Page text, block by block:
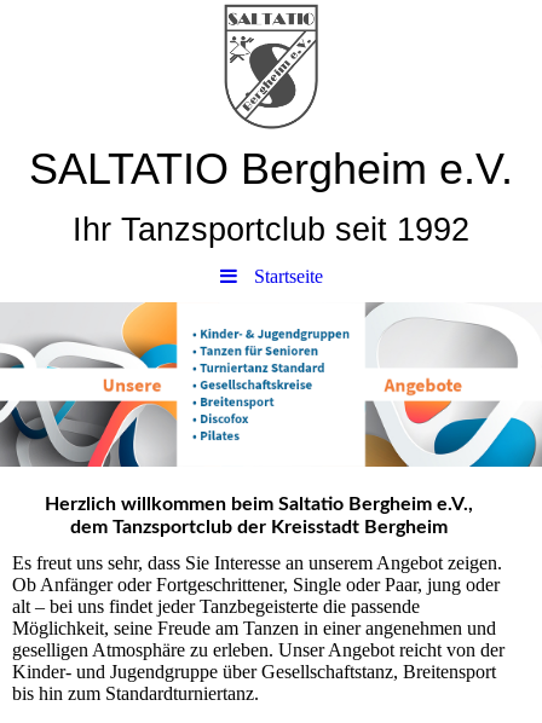
SALTATIO Bergheim e.V.
Ihr Tanzsportclub seit 1992
Startseite
Herzlich willkommen beim Saltatio Bergheim e.V.,
dem Tanzsportclub der Kreisstadt Bergheim
Es freut uns sehr, dass Sie Interesse an unserem Angebot zeigen.
Ob Anfänger oder Fortgeschrittener, Single oder Paar, jung oder
alt – bei uns findet jeder Tanzbegeisterte die passende
Möglichkeit, seine Freude am Tanzen in einer angenehmen und
geselligen Atmosphäre zu erleben. Unser Angebot reicht von der
Kinder- und Jugendgruppe über Gesellschaftstanz, Breitensport
bis hin zum Standardturniertanz.